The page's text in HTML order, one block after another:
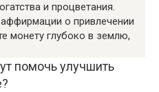
и процветания.
о привлечении
монету глубоко в землю,
помочь улучшить